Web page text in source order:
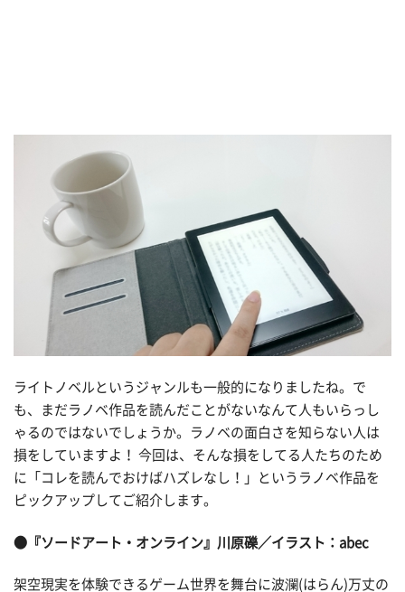
ライトノベルというジャンルも一般的になりましたね。で
も、まだラノベ作品を読んだことがないなんて人もいらっし
ゃるのではないでしょうか。ラノベの面白さを知らない人は
損をしていますよ！ 今回は、そんな損をしてる人たちのため
に「コレを読んでおけばハズレなし！」というラノベ作品を
ピックアップしてご紹介します。
●『ソードアート・オンライン』川原礫／イラスト：abec
架空現実を体験できるゲーム世界を舞台に波瀾(はらん)万丈の